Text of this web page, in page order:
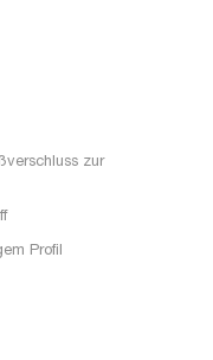
zur
Profil